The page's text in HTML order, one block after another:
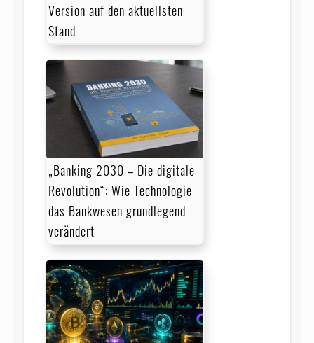
Version auf den aktuellsten
Stand
„Banking 2030 – Die digitale
Revolution“: Wie Technologie
das Bankwesen grundlegend
verändert